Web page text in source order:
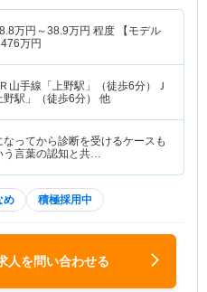
万円～38.9万円 程度 【モデル
476万円
山手線「上野駅」（徒歩6分）Ｊ
野駅」（徒歩6分） 他
ってから診断を受けるケースも
う言葉の認知と共…
め 積極採用中
人を問い合わせる